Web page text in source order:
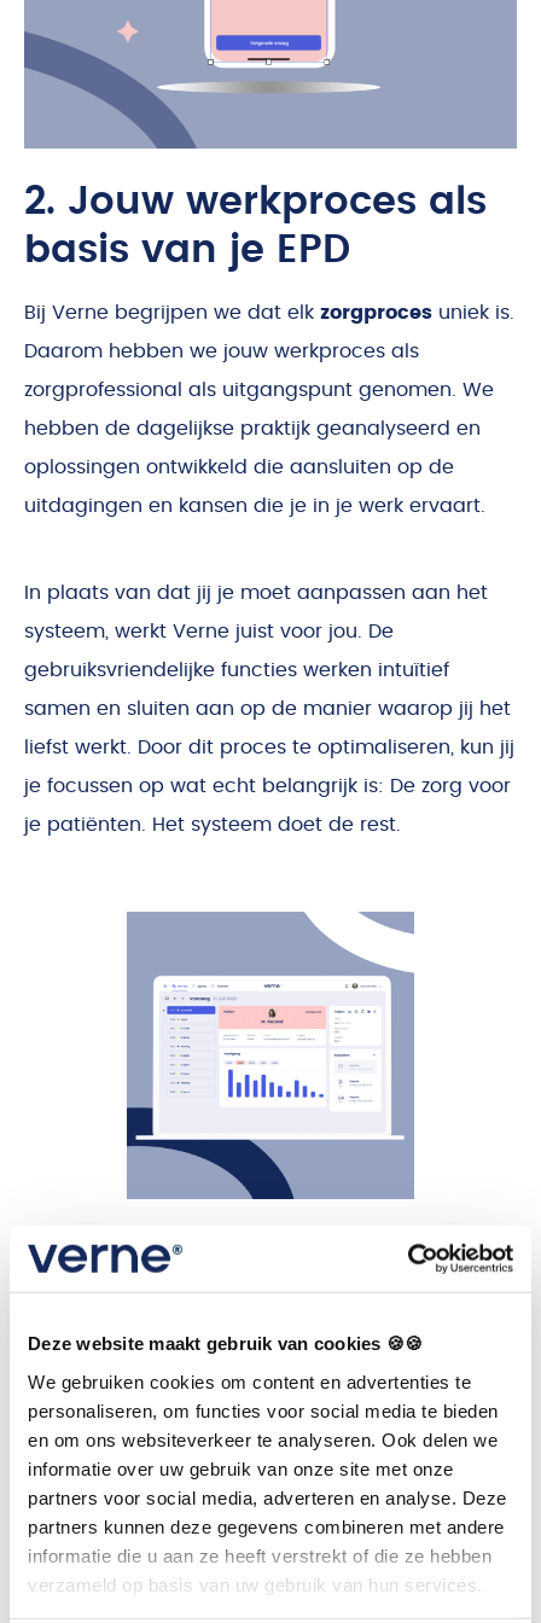
Deze website maakt gebruik van cookies 🍪🍪
We gebruiken cookies om content en advertenties te
personaliseren, om functies voor social media te bieden
en om ons websiteverkeer te analyseren. Ook delen we
informatie over uw gebruik van onze site met onze
partners voor social media, adverteren en analyse. Deze
partners kunnen deze gegevens combineren met andere
informatie die u aan ze heeft verstrekt of die ze hebben
verzameld op basis van uw gebruik van hun services.
2. Jouw werkproces als
basis van je EPD
Bij Verne begrijpen we dat elk zorgproces uniek is.
Daarom hebben we jouw werkproces als
zorgprofessional als uitgangspunt genomen. We
hebben de dagelijkse praktijk geanalyseerd en
oplossingen ontwikkeld die aansluiten op de
uitdagingen en kansen die je in je werk ervaart.
In plaats van dat jij je moet aanpassen aan het
systeem, werkt Verne juist voor jou. De
gebruiksvriendelijke functies werken intuïtief
samen en sluiten aan op de manier waarop jij het
liefst werkt. Door dit proces te optimaliseren, kun jij
je focussen op wat echt belangrijk is: De zorg voor
je patiënten. Het systeem doet de rest.
3. Een flexibel platform:
Verne als grote
stekkerdoos
Verne is gebouwd als een grootAPI-platform–
vergelijkbaar met een stekkerdoos. Dit betekent
dat je eenvoudig andere systemen en applicaties
kunt koppelen. Denk bijvoorbeeld aan oefenapps,
boekhoudpakketten, wearables en andere digitale